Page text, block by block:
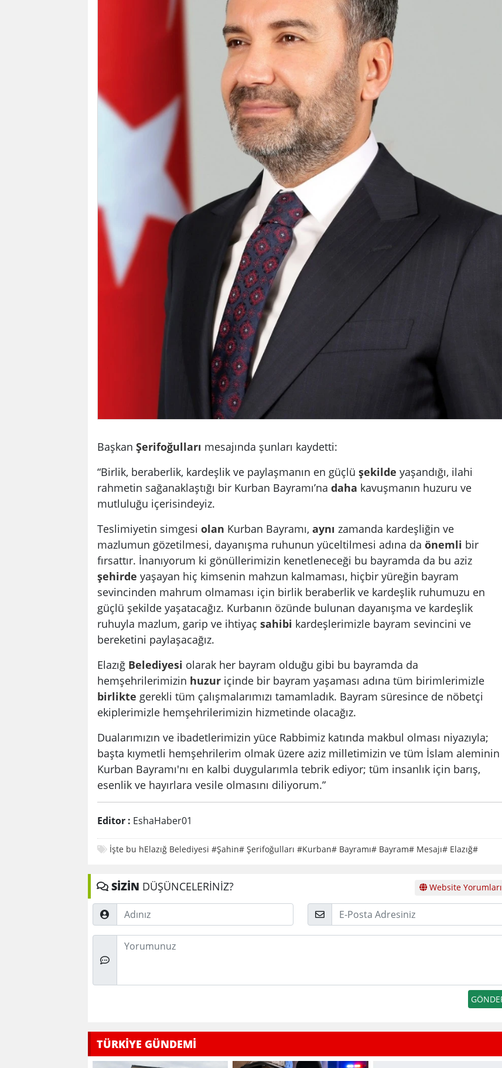
Başkan Şerifoğulları mesajında şunları kaydetti:
“Birlik, beraberlik, kardeşlik ve paylaşmanın en güçlü şekilde yaşandığı, ilahi
rahmetin sağanaklaştığı bir Kurban Bayramı’na daha kavuşmanın huzuru ve
mutluluğu içerisindeyiz.
Teslimiyetin simgesi olan Kurban Bayramı, aynı zamanda kardeşliğin ve
mazlumun gözetilmesi, dayanışma ruhunun yüceltilmesi adına da önemli bir
fırsattır. İnanıyorum ki gönüllerimizin kenetleneceği bu bayramda da bu aziz
şehirde yaşayan hiç kimsenin mahzun kalmaması, hiçbir yüreğin bayram
sevincinden mahrum olmaması için birlik beraberlik ve kardeşlik ruhumuzu en
güçlü şekilde yaşatacağız. Kurbanın özünde bulunan dayanışma ve kardeşlik
ruhuyla mazlum, garip ve ihtiyaç sahibi kardeşlerimizle bayram sevincini ve
bereketini paylaşacağız.
Elazığ Belediyesi olarak her bayram olduğu gibi bu bayramda da
hemşehrilerimizin huzur içinde bir bayram yaşaması adına tüm birimlerimizle
birlikte gerekli tüm çalışmalarımızı tamamladık. Bayram süresince de nöbetçi
ekiplerimizle hemşehrilerimizin hizmetinde olacağız.
Dualarımızın ve ibadetlerimizin yüce Rabbimiz katında makbul olması niyazıyla;
başta kıymetli hemşehrilerim olmak üzere aziz milletimizin ve tüm İslam aleminin
Kurban Bayramı'nı en kalbi duygularımla tebrik ediyor; tüm insanlık için barış,
esenlik ve hayırlara vesile olmasını diliyorum.”
Editor : EshaHaber01
İşte bu hElazığ Belediyesi #Şahin# Şerifoğulları #Kurban# Bayramı# Bayram# Mesajı# Elazığ#
SİZİN DÜŞÜNCELERİNİZ? Website Yorumları
Adınız
Posta
Düşünceleriniz
TÜRKİYE GÜNDEMİ